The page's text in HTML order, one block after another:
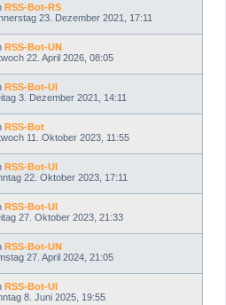
RSS-Bot-RS
23. Dezember 2021, 17:11
RSS-Bot-UN
22. April 2026, 08:05
RSS-Bot-UI
3. Dezember 2021, 14:11
RSS-Bot
11. Oktober 2023, 11:55
RSS-Bot-UI
22. Oktober 2023, 17:11
RSS-Bot-UI
27. Oktober 2023, 21:33
RSS-Bot-UN
27. April 2024, 21:05
RSS-Bot-UI
8. Juni 2025, 19:55